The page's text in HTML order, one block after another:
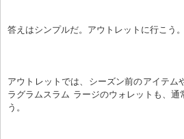
答えはシンプルだ。アウトレットに行こう。
アウトレットでは、シーズン前のアイテ
ラグラムスラム ラージのウォレットも、
う。